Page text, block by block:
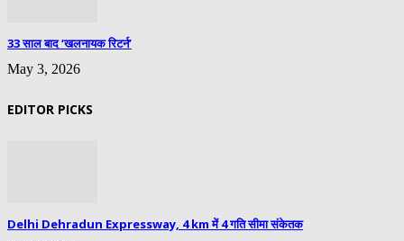
33 साल बाद ‘खलनायक रिटर्न’
May 3, 2026
EDITOR PICKS
Delhi Dehradun Expressway, 4 km में 4 गति सीमा संकेतक